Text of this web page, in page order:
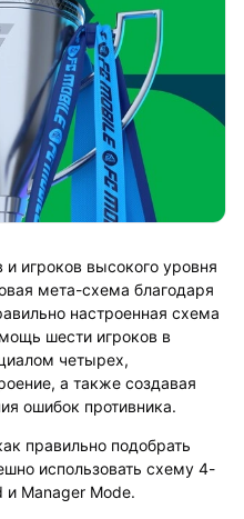
игроков высокого уровня
мета-схема благодаря
настроенная схема
шести игроков в
четырех,
а также создавая
ошибок противника.
правильно подобрать
использовать схему 4-
Manager Mode.